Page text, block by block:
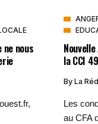
ne nous
la CCI 49
By La
Les
au CFA